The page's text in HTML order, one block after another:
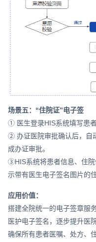
场景五：“住院证”电子签
① 医生登录HIS系统填写患
② 办证医院审批确认后，自
成办证审批。
③HIS系统将患者信息、住
示带有医生电子签名图片的
应用价值：
搭建全院统一的电子签章服
医护电子签名，逐步提升医
确保所有患者医嘱、处方、